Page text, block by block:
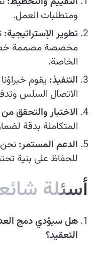
ومتطلبات العمل.
تطوير الإستراتيجية:
مخصصة مصممة
الخاصة.
التنفيذ: يقوم
الاتصال السلس
الاختبار والتحقق
المتكاملة بدقة
الدعم المستمر:
للحفاظ على بنية
أسئلة شائ
هل سيؤدي دمج
التعقيد؟